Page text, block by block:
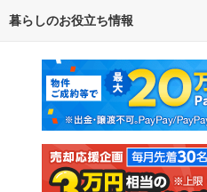
通勤・通学時間から探す
不動産・住宅
新築マンション
新築一戸建て
注文住宅
暮らしのお役立ち情報
マンションカタログ